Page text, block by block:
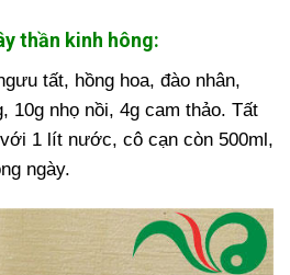
thần kinh hông:
tất, hồng hoa, đào nhân,
10g nhọ nồi, 4g cam thảo. Tất
1 lít nước, cô cạn còn 500ml,
ngày.